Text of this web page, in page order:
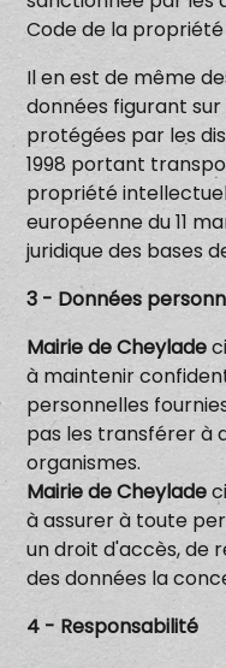
Code de la
Il en est de même
données figurant
protégées par les
1998 portant
propriété
européenne du 11
juridique des bases
3 - Données
Mairie de Cheylade
à maintenir
personnelles
pas les transférer à
Mairie de Cheylade
à assurer à toute
un droit d'accès, de
des données la
4 - Responsabilité